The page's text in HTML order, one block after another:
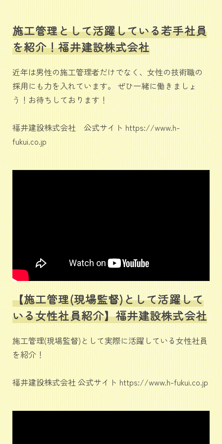
施工管理として活躍している若手社員
を紹介！福井建設株式会社
近年は男性の施工管理者だけでなく、女性の技術職の
採用にも力を入れています。 ぜひ一緒に働きましょ
う！お待ちしております！
福井建設株式会社 公式サイト https://www.h-
fukui.co.jp
【施工管理(現場監督)として活躍して
いる女性社員紹介】福井建設株式会社
施工管理(現場監督)として実際に活躍している女性社員
を紹介！
福井建設株式会社 公式サイト https://www.h-fukui.co.jp